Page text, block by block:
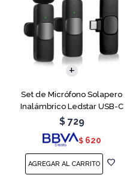
Set de Micrófono Solapero
Inalámbrico Ledstar USB-C
$ 729
$ 620